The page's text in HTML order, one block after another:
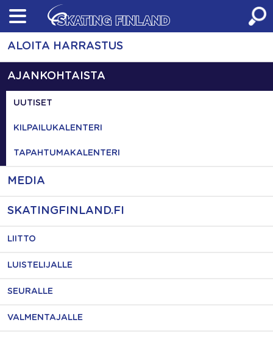
Skip
content
ALOITA HARRASTUS
AJANKOHTAISTA
UUTISET
KILPAILUKALENTERI
TAPAHTUMAKALENTERI
MEDIA
SKATINGFINLAND.FI
LIITTO
LUISTELIJALLE
SEURALLE
VALMENTAJALLE